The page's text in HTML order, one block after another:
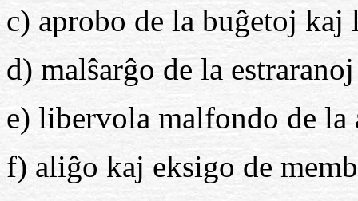
c) aprobo de la buĝetoj
d) malŝarĝo de la
e) libervola malfondo de la
f) aliĝo kaj eksigo de